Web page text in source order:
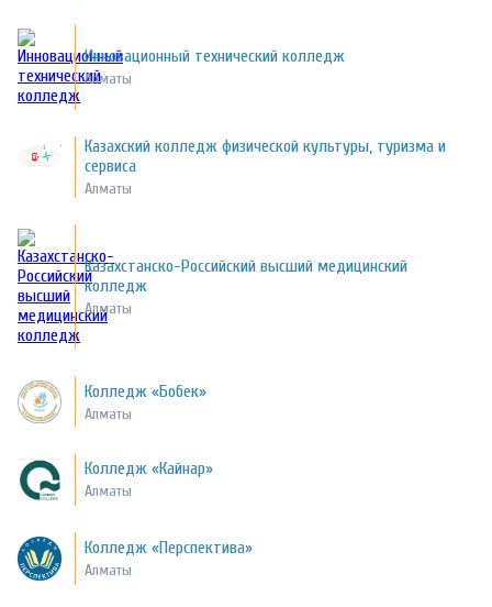
Инновационный технический колледж
Алматы
Казахский колледж физической культуры, туризма и
сервиса
Алматы
Казахстанско-Российский высший медицинский
колледж
Алматы
Колледж «Бобек»
Алматы
Колледж «Кайнар»
Алматы
Колледж «Перспектива»
Алматы